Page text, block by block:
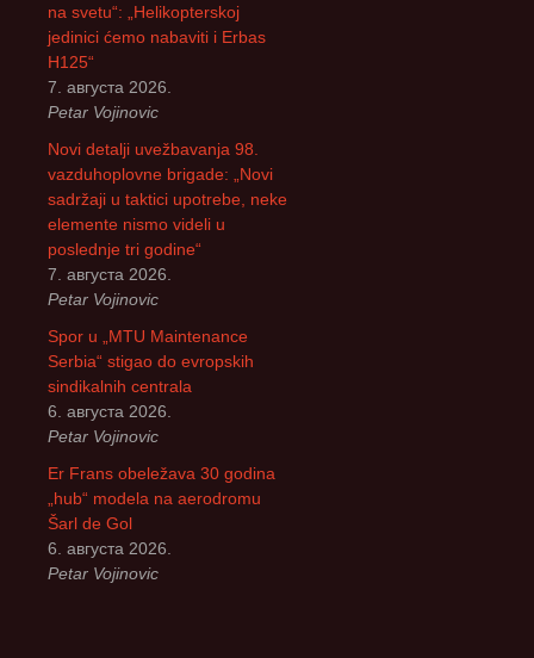
na svetu“: „Helikopterskoj
jedinici ćemo nabaviti i Erbas
H125“
7. августа 2026.
Petar Vojinovic
Novi detalji uvežbavanja 98.
vazduhoplovne brigade: „Novi
sadržaji u taktici upotrebe, neke
elemente nismo videli u
poslednje tri godine“
7. августа 2026.
Petar Vojinovic
Spor u „MTU Maintenance
Serbia“ stigao do evropskih
sindikalnih centrala
6. августа 2026.
Petar Vojinovic
Er Frans obeležava 30 godina
„hub“ modela na aerodromu
Šarl de Gol
6. августа 2026.
Petar Vojinovic